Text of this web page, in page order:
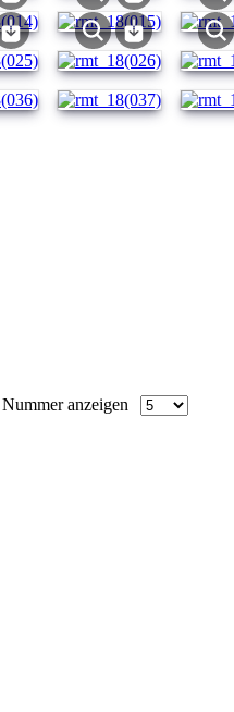
Nummer anzeigen